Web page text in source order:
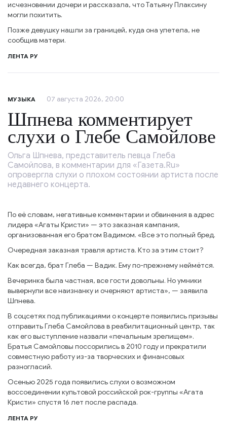
исчезновении дочери и рассказала, что Татьяну Плаксину
могли похитить.
Позже девушку нашли за границей, куда она улетела, не
сообщив матери.
ЛЕНТА РУ
МУЗЫКА 07 августа 2026, 20:00
Шпнева комментирует
слухи о Глебе Самойлове
Ольга Шпнева, представитель певца Глеба
Самойлова, в комментарии для «Газета.Ru»
опровергла слухи о плохом состоянии артиста после
недавнего концерта.
По её словам, негативные комментарии и обвинения в адрес
лидера «Агаты Кристи» — это заказная кампания,
организованная его братом Вадимом. «Все это полный бред.
Очередная заказная травля артиста. Кто за этим стоит?
Как всегда, брат Глеба — Вадик. Ему по-прежнему неймётся.
Вечеринка была частная, все гости довольны. Но умники
вывернули все наизнанку и очерняют артиста», — заявила
Шпнева.
В соцсетях под публикациями о концерте появились призывы
отправить Глеба Самойлова в реабилитационный центр, так
как его выступление назвали «печальным зрелищем».
Братья Самойловы поссорились в 2010 году и прекратили
совместную работу из-за творческих и финансовых
разногласий.
Осенью 2025 года появились слухи о возможном
воссоединении культовой российской рок-группы «Агата
Кристи» спустя 16 лет после распада.
ЛЕНТА РУ